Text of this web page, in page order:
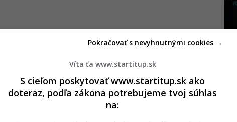
orgánov ako pečeň či pankreas. Technológia
kontrast snímok a významne skrátiť čas
New School.
dokážu vylepšiť kvalitu ultrazvukových snímok
Víta ťa www.startitup.sk
S cieľom poskytovať www.startitup.sk ako
doteraz, podľa zákona potrebujeme tvoj súhlas
na:
Pokračovať s nevyhnutnými cookies →